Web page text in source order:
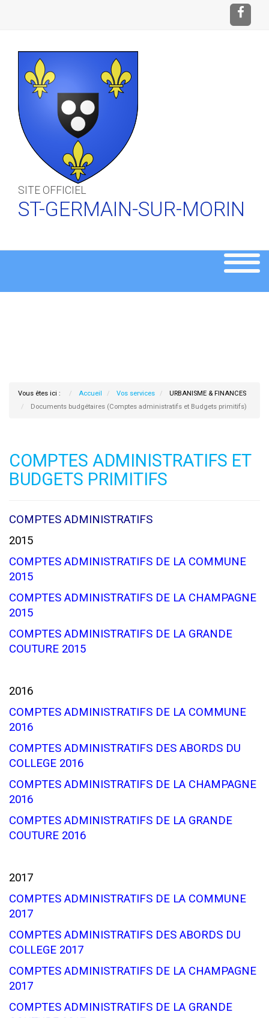
SITE OFFICIEL
ST-GERMAIN-SUR-MORIN
Vous êtes ici : Accueil Vos services
URBANISME & FINANCES
Documents budgétaires (Comptes administratifs et Budgets primitifs)
COMPTES ADMINISTRATIFS ET
BUDGETS PRIMITIFS
COMPTES ADMINISTRATIFS
2015
COMPTES ADMINISTRATIFS DE LA COMMUNE
2015
COMPTES ADMINISTRATIFS DE LA CHAMPAGNE
2015
COMPTES ADMINISTRATIFS DE LA GRANDE
COUTURE 2015
2016
COMPTES ADMINISTRATIFS DE LA COMMUNE
2016
COMPTES ADMINISTRATIFS DES ABORDS DU
COLLEGE 2016
COMPTES ADMINISTRATIFS DE LA CHAMPAGNE
2016
COMPTES ADMINISTRATIFS DE LA GRANDE
COUTURE 2016
2017
COMPTES ADMINISTRATIFS DE LA COMMUNE
2017
COMPTES ADMINISTRATIFS DES ABORDS DU
COLLEGE 2017
COMPTES ADMINISTRATIFS DE LA CHAMPAGNE
2017
COMPTES ADMINISTRATIFS DE LA GRANDE